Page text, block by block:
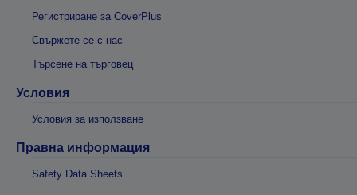
Регистриране за CoverPlus
Свържете се с нас
Търсене на търговец
Условия
Условия за използване
Правна информация
Safety Data Sheets